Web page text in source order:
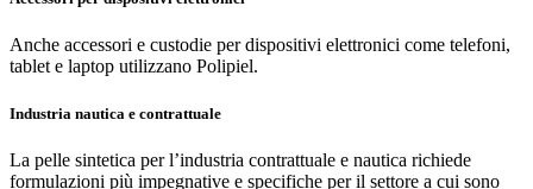
Anche accessori e custodie per dispositivi elettronici come telefoni,
tablet e laptop utilizzano Polipiel.
Industria nautica e contrattuale
La pelle sintetica per l’industria contrattuale e nautica richiede
formulazioni più impegnative e specifiche per il settore a cui sono